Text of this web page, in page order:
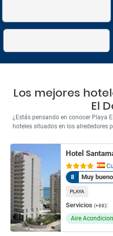
Los mejores
El
¿Estás pensando en conocer Playa
hoteles situados en los alrededores
Hotel
8
Muy bueno
PLAYA
Servicios (+88):
Aire